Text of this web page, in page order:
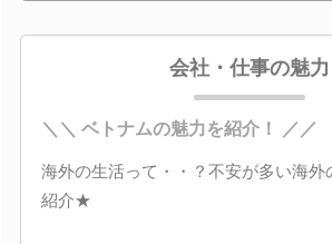
会社・仕事の魅力
＼＼ ベトナムの魅力を紹介！ ／／
海外の生活って・・？不安が多い海外
紹介★